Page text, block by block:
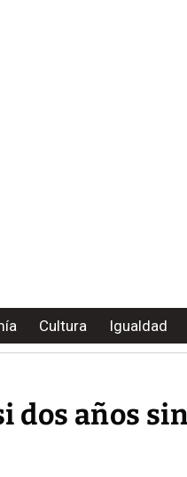
Cultura Igualdad
dos años